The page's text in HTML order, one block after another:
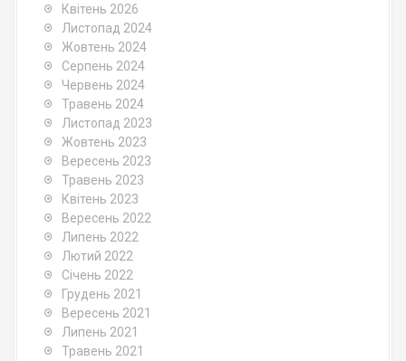
Квітень 2026
Листопад 2024
Жовтень 2024
Серпень 2024
Червень 2024
Травень 2024
Листопад 2023
Жовтень 2023
Вересень 2023
Травень 2023
Квітень 2023
Вересень 2022
Липень 2022
Лютий 2022
Січень 2022
Грудень 2021
Вересень 2021
Липень 2021
Травень 2021